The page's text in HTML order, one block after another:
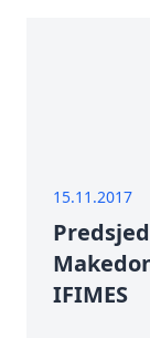
15.11.2017
IFIMES